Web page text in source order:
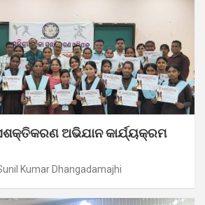
ଅଭିଯାନ କାର୍ଯ୍ୟକ୍ରମ
Kumar Dhangadamajhi